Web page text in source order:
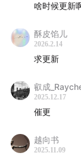
——本期节目
04:08 一部比《
少年天子
10:44 从“以力服
17:42 “人情论”
啥时候更新
酥皮馅儿
2026.2.14
求更新
叡成
2025.12.17
催更
越向书
2025.11.09